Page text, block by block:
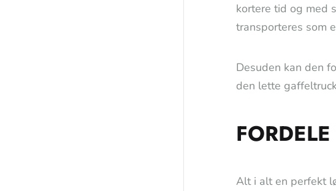
kortere tid og med
transporteres som
Desuden kan den
den lette
Alt i alt en perfekt